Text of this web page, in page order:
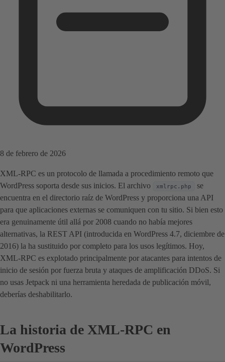
8 de febrero de 2026
XML-RPC es un protocolo de llamada a procedimiento remoto que
WordPress soporta desde sus inicios. El archivo
xmlrpc.php
se
encuentra en el directorio raíz de WordPress y proporciona una API
para que aplicaciones externas se comuniquen con tu sitio. Si bien esto
era genuinamente útil allá por 2008 cuando no había mejores
alternativas, la REST API (introducida en WordPress 4.7, diciembre de
2016) la ha sustituido por completo para los usos legítimos. Hoy,
XML-RPC es explotado principalmente por atacantes para intentos de
inicio de sesión por fuerza bruta y ataques de amplificación DDoS. Si
no usas Jetpack ni una herramienta heredada de publicación móvil,
deberías deshabilitarlo.
La historia de XML-RPC en
WordPress